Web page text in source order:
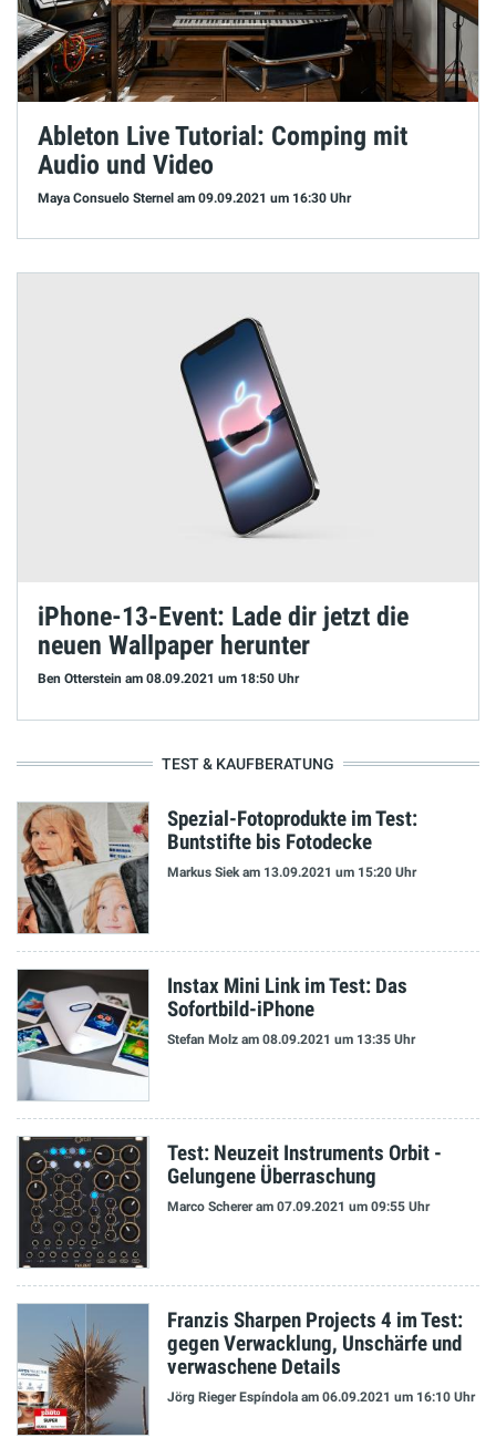
Ableton Live Tutorial: Comping mit
Audio und Video
Maya Consuelo Sternel am 09.09.2021 um 16:30 Uhr
iPhone-13-Event: Lade dir jetzt die
neuen Wallpaper herunter
Ben Otterstein am 08.09.2021 um 18:50 Uhr
TEST & KAUFBERATUNG
Spezial-Fotoprodukte im Test:
Buntstifte bis Fotodecke
Markus Siek am 13.09.2021 um 15:20 Uhr
Instax Mini Link im Test: Das
Sofortbild-iPhone
Stefan Molz am 08.09.2021 um 13:35 Uhr
Test: Neuzeit Instruments Orbit -
Gelungene Überraschung
Marco Schereram 07.09.2021 um 09:55 Uhr
Franzis Sharpen Projects 4 im Test:
gegen Verwacklung, Unschärfe und
verwaschene Details
Jörg Rieger Espíndola am 06.09.2021 um 16:10 Uhr